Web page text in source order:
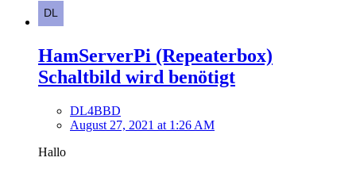
HamServerPi (Repeaterbox)
Schaltbild wird benötigt
DL4BBD
August 27, 2021 at 1:26 AM
Hallo